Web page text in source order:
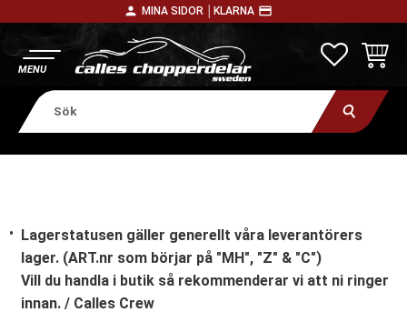
person MINA SIDOR │ KLARNA payment
Lagerstatusen gäller generellt våra leverantörers
lager. (ART.nr som börjar på "MH", "Z" & "C")
Vill du handla i butik så rekommenderar vi att ni ringer
innan. / Calles Crew